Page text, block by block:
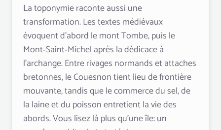
La toponymie raconte aussi une
transformation. Les textes médiévaux
évoquent d’abord le mont Tombe, puis le
Mont‑Saint‑Michel après la dédicace à
l’archange. Entre rivages normands et attaches
bretonnes, le Couesnon tient lieu de frontière
mouvante, tandis que le commerce du sel, de
la laine et du poisson entretient la vie des
abords. Vous lisez là plus qu’une île: un